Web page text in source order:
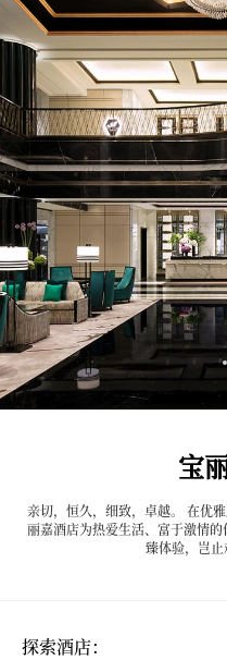
宝
亲切，恒久，细致，卓越。 在优
丽嘉酒店为热爱生活、富于激情
臻体验，岂
探索酒店：